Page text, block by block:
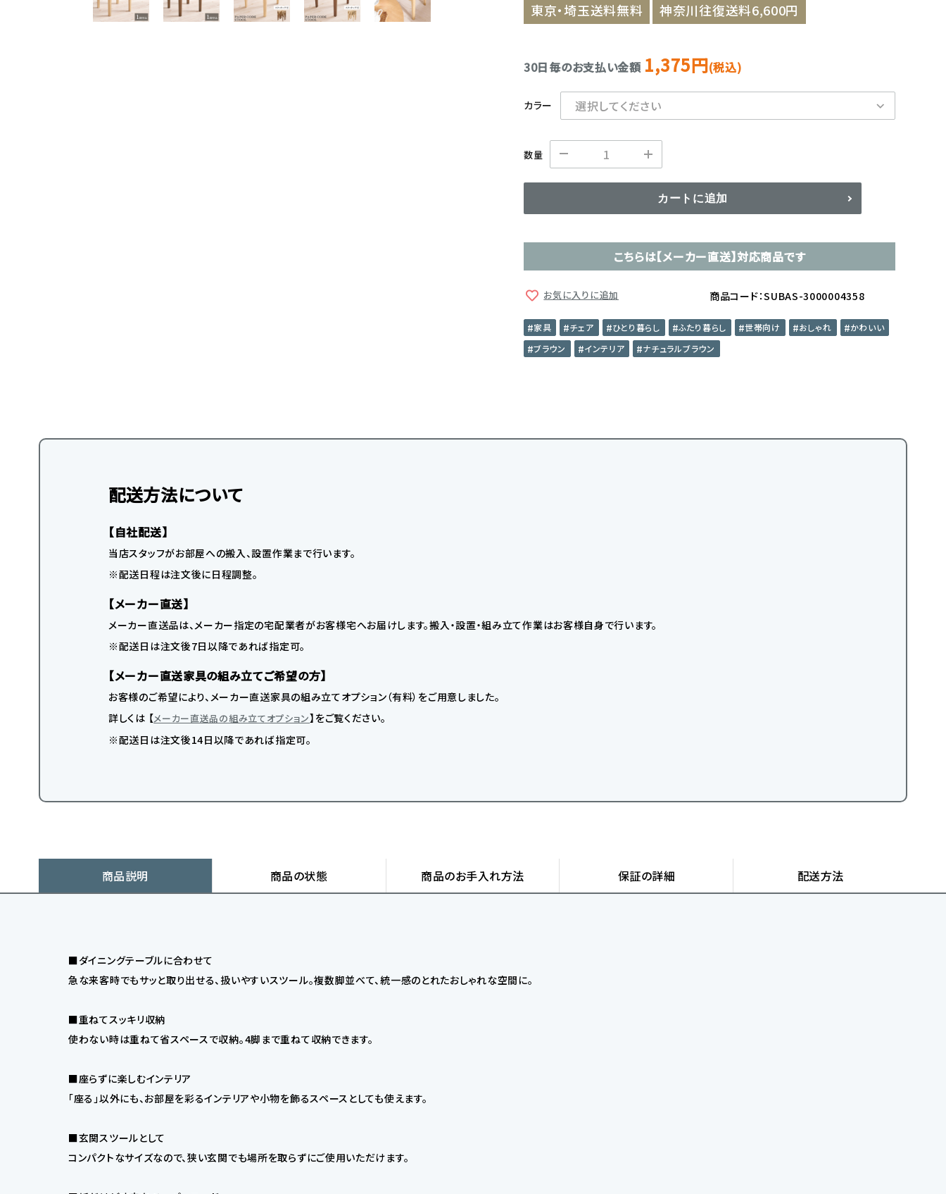
東京・埼玉送料無料 神奈川往復送料6,600円
30日毎のお支払い金額 1,375円(税込)
カラー
数量
カートに追加
こちらは【メーカー直送】対応商品です
お気に入りに追加 商品コード：SUBAS-3000004358
家具 チェア ひとり暮らし ふたり暮らし 世帯向け おしゃれ
かわいい
ブラウン
インテリア ナチュラルブラウン
配送方法について
【自社配送】
当店スタッフがお部屋への搬入、設置作業まで行います。
※配送日程は注文後に日程調整。
【メーカー直送】
メーカー直送品は、メーカー指定の宅配業者がお客様宅へお届けします。搬入・設置・組み立て作業はお客様自身で行います。
※配送日は注文後7日以降であれば指定可。
【メーカー直送家具の組み立てご希望の方】
お客様のご希望により、メーカー直送家具の組み立てオプション（有料）をご用意しました。
詳しくは 【メーカー直送品の組み立てオプション】をご覧ください。
※配送日は注文後14日以降であれば指定可。
商品説明 商品の状態 商品のお手入れ方法 保証の詳細 配送方法
■ダイニングテーブルに合わせて
急な来客時でもサッと取り出せる、扱いやすいスツール。複数脚並べて、統一感のとれたおしゃれな空間に。
■重ねてスッキリ収納
使わない時は重ねて省スペースで収納。4脚まで重ねて収納できます。
■座らずに楽しむインテリア
「座る」以外にも、お部屋を彩るインテリアや小物を飾るスペースとしても使えます。
■玄関スツールとして
コンパクトなサイズなので、狭い玄関でも場所を取らずにご使用いただけます。